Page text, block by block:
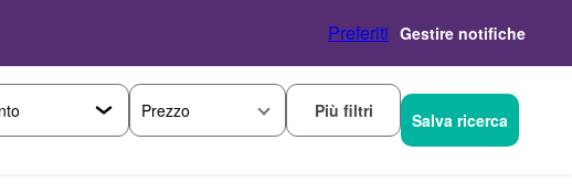
Preferiti Gestire notifiche
Prezzo Più filtri Salva ricerca